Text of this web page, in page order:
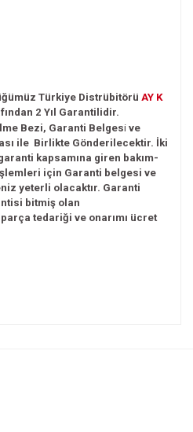
Türkiye Distrübitörü AY K
2 Yıl Garantilidir.
Bezi, Garanti Belgesi ve
ile Birlikte Gönderilecektir. İki
kapsamına giren bakım-
için Garanti belgesi ve
yeterli olacaktır. Garanti
bitmiş olan
tedariği ve onarımı ücret